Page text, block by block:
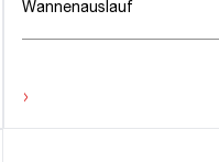
Wannenauslauf
›